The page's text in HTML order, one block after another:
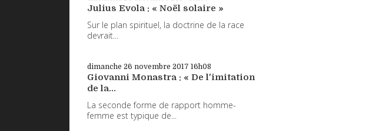
Julius Evola : « Noël solaire »
Sur le plan spirituel, la doctrine de la race
devrait...
dimanche 26 novembre 2017 16h08
Giovanni Monastra : « De l'imitation
de la...
La seconde forme de rapport homme-
femme est typique de...